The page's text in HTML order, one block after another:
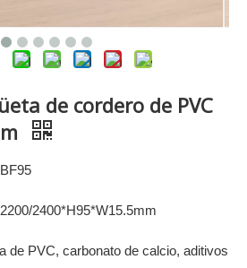
de cordero de PVC
2400*H95*W15.5mm
de PVC, carbonato de calcio, aditivos